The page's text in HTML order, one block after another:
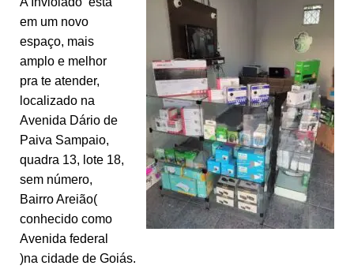
em um novo
espaço, mais
amplo e melhor
pra te atender,
localizado na
Avenida Dário de
Paiva Sampaio,
quadra 13, lote 18,
sem número,
Bairro Areião(
conhecido como
Avenida federal
)na cidade de Goiás.